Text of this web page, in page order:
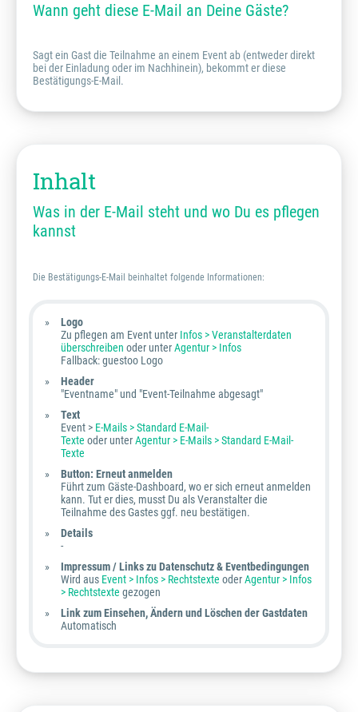
Wann geht diese E-Mail an Deine Gäste?
Sagt ein Gast die Teilnahme an einem Event ab (entweder direkt
bei der Einladung oder im Nachhinein), bekommt er diese
Bestätigungs-E-Mail.
Inhalt
Was in der E-Mail steht und wo Du es pflegen
kannst
Die Bestätigungs-E-Mail beinhaltet folgende Informationen:
Logo
Zu pflegen am Event unter Infos > Veranstalterdaten
überschreiben oder unterAgentur > Infos
Fallback: guestoo Logo
Header
"Eventname" und "Event-Teilnahme abgesagt"
Text
Event > E-Mails > Standard E-Mail-
Texte oder unterAgentur > E-Mails > Standard E-Mail-
Texte
Button: Erneut anmelden
Führt zum Gäste-Dashboard, wo er sich erneut anmelden
kann. Tut er dies, musst Du als Veranstalter die
Teilnahme des Gastes ggf. neu bestätigen.
Details
-
Impressum /Links zu Datenschutz & Eventbedingungen
Wird aus Event > Infos > Rechtstexte oderAgentur > Infos
> Rechtstexte gezogen
Link zum Einsehen, Ändern und Löschen der Gastdaten
Automatisch